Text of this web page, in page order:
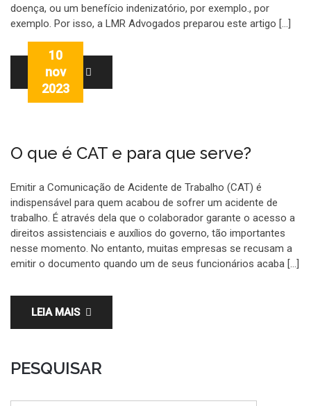
doença, ou um benefício indenizatório, por exemplo., por
exemplo. Por isso, a LMR Advogados preparou este artigo […]
LEIA MAIS
10
nov
2023
O que é CAT e para que serve?
Emitir a Comunicação de Acidente de Trabalho (CAT) é
indispensável para quem acabou de sofrer um acidente de
trabalho. É através dela que o colaborador garante o acesso a
direitos assistenciais e auxílios do governo, tão importantes
nesse momento. No entanto, muitas empresas se recusam a
emitir o documento quando um de seus funcionários acaba […]
LEIA MAIS
PESQUISAR